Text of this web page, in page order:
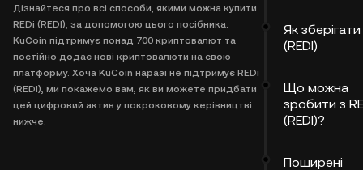
Дізнайтеся про всі способи, якими можна купити
REDi (REDI), за допомогою цього посібника.
KuCoin підтримує понад 700 криптовалют та
постійно додає нові криптовалюти на свою
платформу. Хоча KuCoin наразі не підтримує REDi
(REDI), ми покажемо вам, як ви можете придбати
цей цифровий актив у покроковому керівництві
нижче.
Як зберігати
(REDI)
Що можна
зробити з
(REDI)?
Поширені